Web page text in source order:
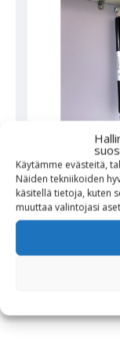
Käytämme evästeitä,
Näiden tekniikoiden
käsitellä tietoja, kuten
muuttaa valintojasi
Robust
Valmistaja